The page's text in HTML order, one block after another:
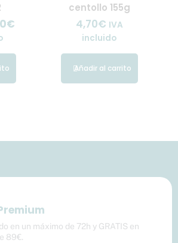
€
centollo 155g
4,70€ IVA
incluido
Añadir al carrito
en un máximo de 72h y GRATIS en
89€.